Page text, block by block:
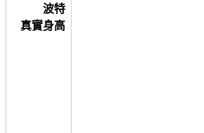
波特
真實身高